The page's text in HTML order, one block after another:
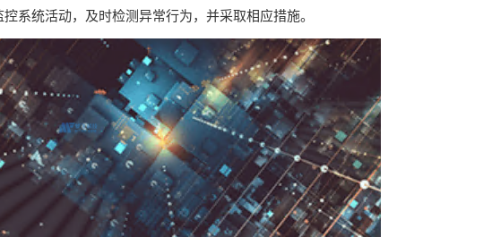
系统活动，及时检测异常行为，并采取相应措施。